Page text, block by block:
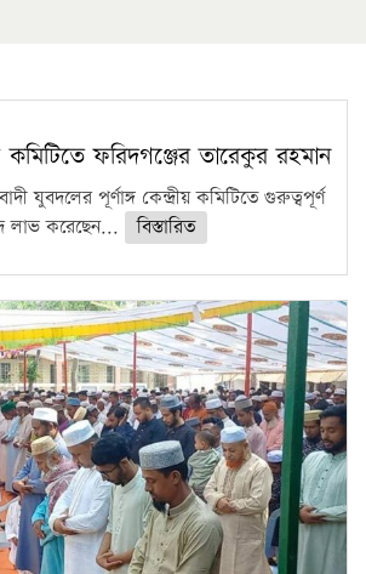
কৃতি…
১৪ জনের প্রাণহানি
ও এইচএসসি পরীক্ষা
৬ ব্যবসা প্রতিষ্ঠান
কমিটিতে ফরিদগঞ্জের তারেকুর রহমান
যুবদলের পূর্ণাঙ্গ কেন্দ্রীয় কমিটিতে গুরুত্বপূর্ণ
লাভ করেছেন...
বিস্তারিত